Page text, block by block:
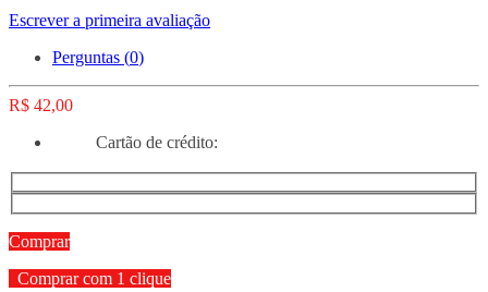
Escrever a primeira avaliação
Perguntas (0)
R$ 42,00
Cartão de crédito:
Comprar
Comprar com 1 clique